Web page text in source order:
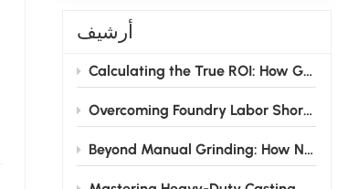
Türkçe
بالعربية
أرشيف
Calculating the True ROI: How Grinding Robots Pay for Themselves in 12–18 Months for Foundries
Overcoming Foundry Labor Shortages: How Grinding Robots are Transforming the Traditional Finishing Shop
Beyond Manual Grinding: How NEVIEW Casting Grinding Robots Are Solving the Foundry Labor Crisis